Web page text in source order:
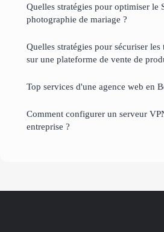
Quelles stratégies pour optimiser le
photographie de mariage ?
Quelles stratégies pour sécuriser
sur une plateforme de vente de
Top services d'une agence web en
Comment configurer un serveur
entreprise ?